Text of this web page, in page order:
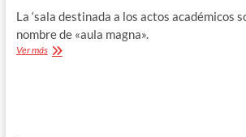
La ‘sala destinada a los actos académicos
nombre de «aula magna».
Ver más«aula